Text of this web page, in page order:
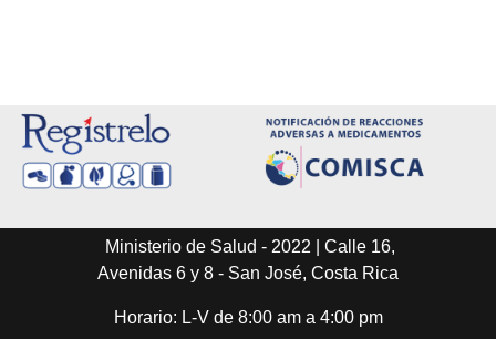
Ministerio de Salud - 2022 | Calle 16,
Avenidas 6 y 8 - San José, Costa Rica
Horario: L-V de 8:00 am a 4:00 pm